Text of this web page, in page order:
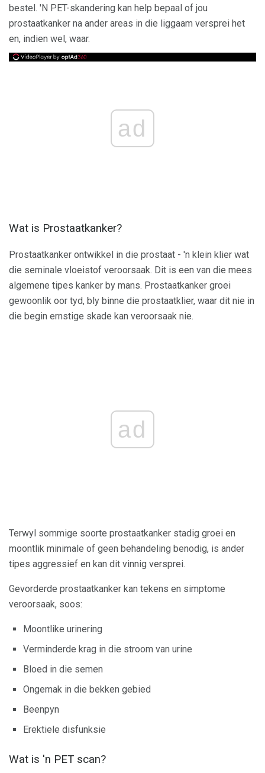
bestel. 'N PET-skandering kan help bepaal of jou
prostaatkanker na ander areas in die liggaam versprei het
en, indien wel, waar.
ad
Wat is Prostaatkanker?
Prostaatkanker ontwikkel in die prostaat - 'n klein klier wat
die seminale vloeistof veroorsaak. Dit is een van die mees
algemene tipes kanker by mans. Prostaatkanker groei
gewoonlik oor tyd, bly binne die prostaatklier, waar dit nie in
die begin ernstige skade kan veroorsaak nie.
ad
Terwyl sommige soorte prostaatkanker stadig groei en
moontlik minimale of geen behandeling benodig, is ander
tipes aggressief en kan dit vinnig versprei.
Gevorderde prostaatkanker kan tekens en simptome
veroorsaak, soos:
Moontlike urinering
Verminderde krag in die stroom van urine
Bloed in die semen
Ongemak in die bekken gebied
Beenpyn
Erektiele disfunksie
Wat is 'n PET scan?